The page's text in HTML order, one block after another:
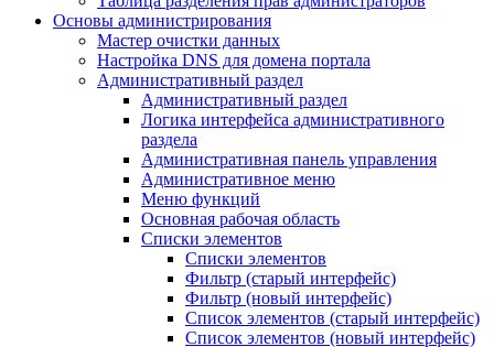
Основы администрирования
Мастер очистки данных
Настройка DNS для домена портала
Административный раздел
Административный раздел
Логика интерфейса административного
раздела
Административная панель управления
Административное меню
Меню функций
Основная рабочая область
Списки элементов
Списки элементов
Фильтр (старый интерфейс)
Фильтр (новый интерфейс)
Список элементов (старый интерфейс)
Список элементов (новый интерфейс)